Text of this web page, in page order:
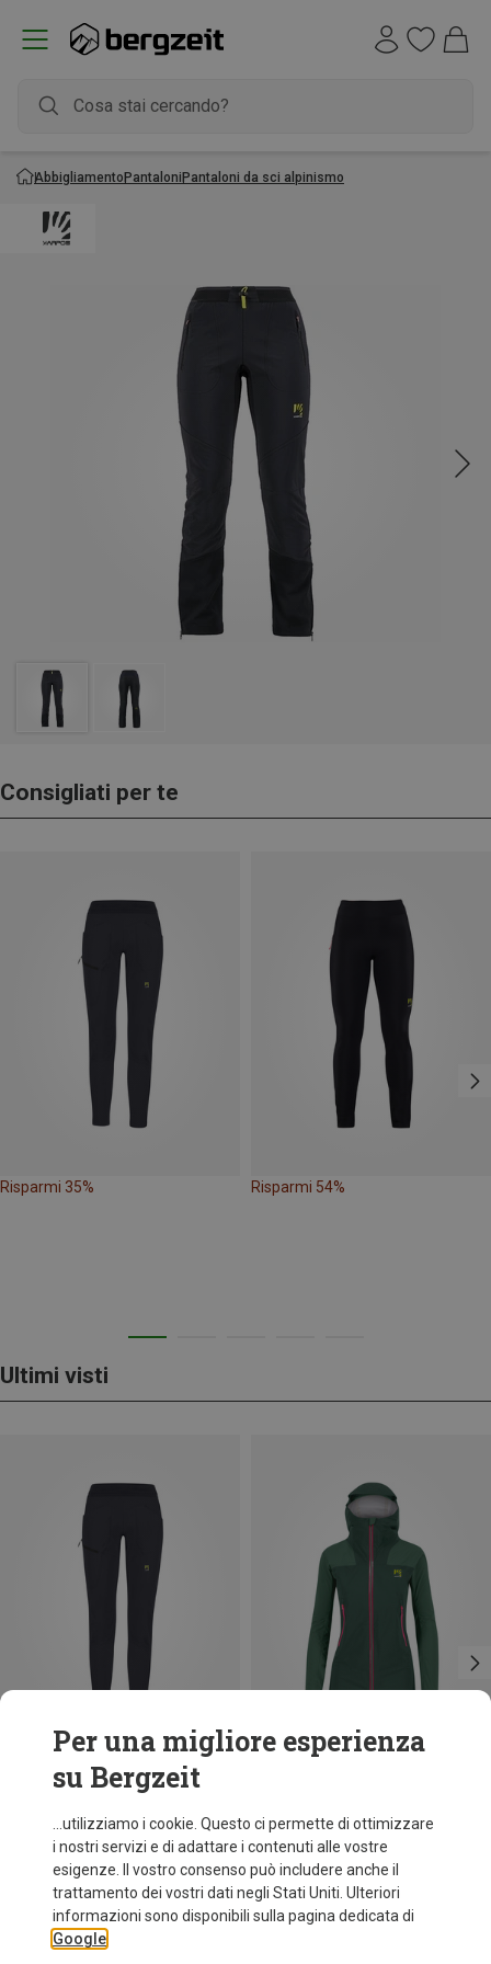
AbbigliamentoPantaloniPantaloni da sci alpinismo
Consigliati per te
Risparmi 35% Risparmi 54%
Ultimi visti
Risparmi 35%
Per una migliore esperienza
su Bergzeit
...utilizziamo i cookie. Questo ci permette di ottimizzare
i nostri servizi e di adattare i contenuti alle vostre
esigenze. Il vostro consenso può includere anche il
trattamento dei vostri dati negli Stati Uniti. Ulteriori
informazioni sono disponibili sulla pagina dedicata di
Google